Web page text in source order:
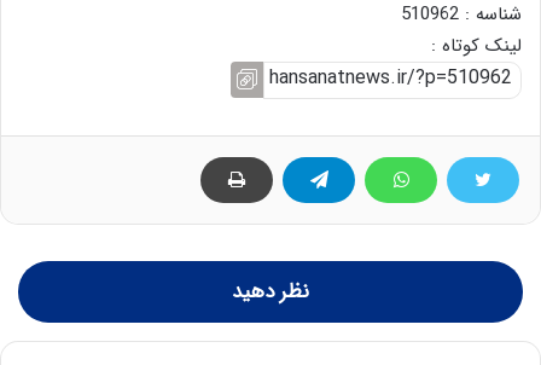
شناسه : 510962
لینک کوتاه :
نظر دهید